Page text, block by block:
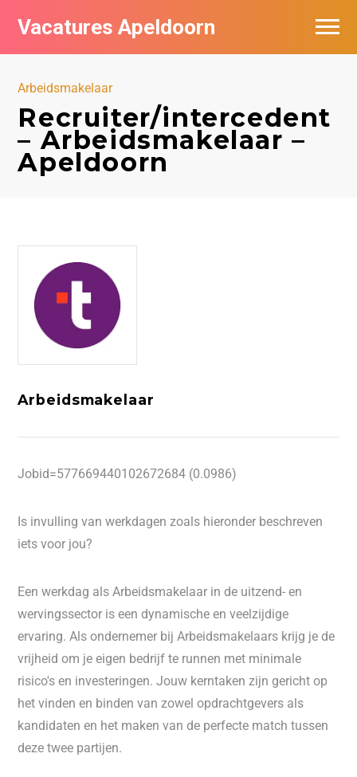
Vacatures Apeldoorn
Arbeidsmakelaar
Recruiter/intercedent
– Arbeidsmakelaar –
Apeldoorn
Arbeidsmakelaar
Jobid=577669440102672684 (0.0986)
Is invulling van werkdagen zoals hieronder beschreven
iets voor jou?
Een werkdag als Arbeidsmakelaar in de uitzend- en
wervingssector is een dynamische en veelzijdige
ervaring. Als ondernemer bij Arbeidsmakelaars krijg je de
vrijheid om je eigen bedrijf te runnen met minimale
risico's en investeringen. Jouw kerntaken zijn gericht op
het vinden en binden van zowel opdrachtgevers als
kandidaten en het maken van de perfecte match tussen
deze twee partijen.
Vacatures per bedrijf
Nieuwsbrief feed